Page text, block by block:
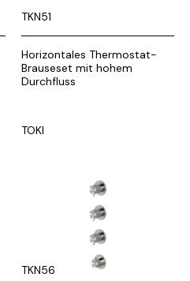
TKN51
Horizontales Thermostat-
Brauseset mit hohem
Durchfluss
TOKI
TKN56